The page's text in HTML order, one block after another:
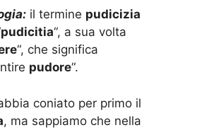
il termine pudicizia
pudicitia“, a sua volta
“, che significa
pudore“.
coniato per primo il
, ma sappiamo che nella